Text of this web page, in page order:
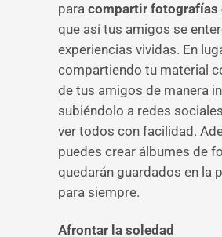
para compartir fotografías
que así tus amigos se
experiencias vividas. En
compartiendo tu material
de tus amigos de manera
subiéndolo a redes
ver todos con facilidad.
puedes crear álbumes de
quedarán guardados en la
para siempre.
Afrontar la soledad